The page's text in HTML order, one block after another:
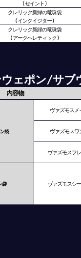
(セイント)
クレリック新緑の竜珠袋
(インクイジター)
クレリック新緑の竜珠袋
(アークヘレティック)
ェポン/サブ
内容物
袋
ヴァズモスメ
ヴァズモスワ
ヴァズモスフ
袋 ヴァズモスシ